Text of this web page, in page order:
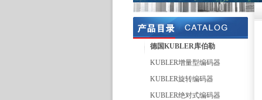
德国KUBLER库伯勒
KUBLER增量型编码器
KUBLER旋转编码器
KUBLER绝对式编码器